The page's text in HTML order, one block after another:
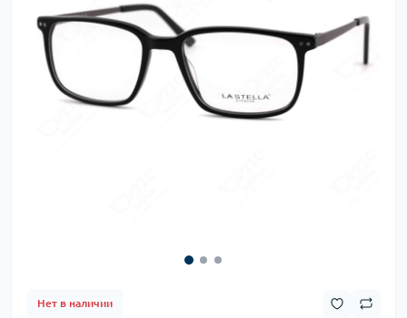
Нет в наличии